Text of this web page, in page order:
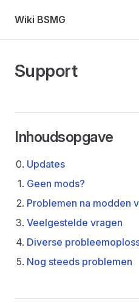
Skip to content
Wiki BSMG
Support
Inhoudsopgave
Updates
Geen mods?
Problemen na modden
Veelgestelde vragen
Diverse
Nog steeds problemen